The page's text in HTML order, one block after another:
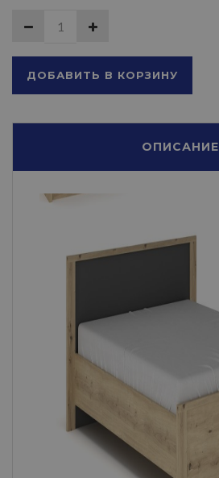
ДОБАВИТЬ В КОРЗИНУ
ОПИСАНИЕ